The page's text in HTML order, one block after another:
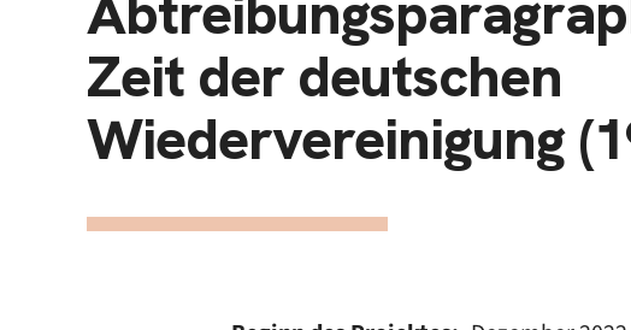
Zeit der deutschen
Wiedervereinigung